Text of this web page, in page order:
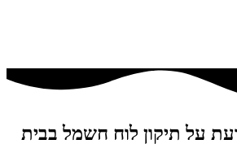
על תיקון לוח חשמל בבית